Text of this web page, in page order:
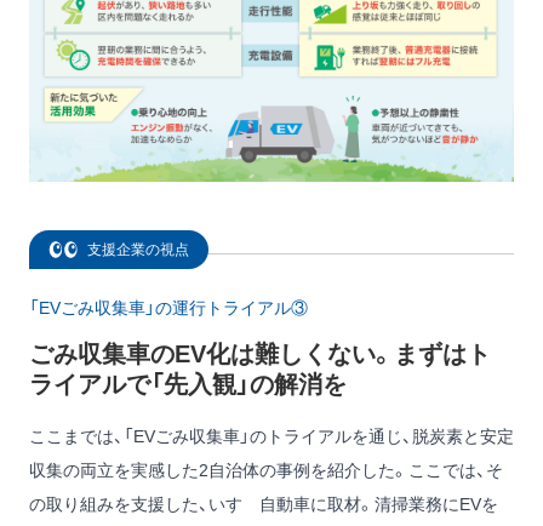
支援企業の視点
「EVごみ収集車」の運行トライアル③
ごみ収集車のEV化は難しくない。まずはト
ライアルで「先入観」の解消を
ここまでは、「EVごみ収集車」のトライアルを通じ、脱炭素と安定
収集の両立を実感した2自治体の事例を紹介した。ここでは、そ
の取り組みを支援した、いすゞ自動車に取材。清掃業務にEVを